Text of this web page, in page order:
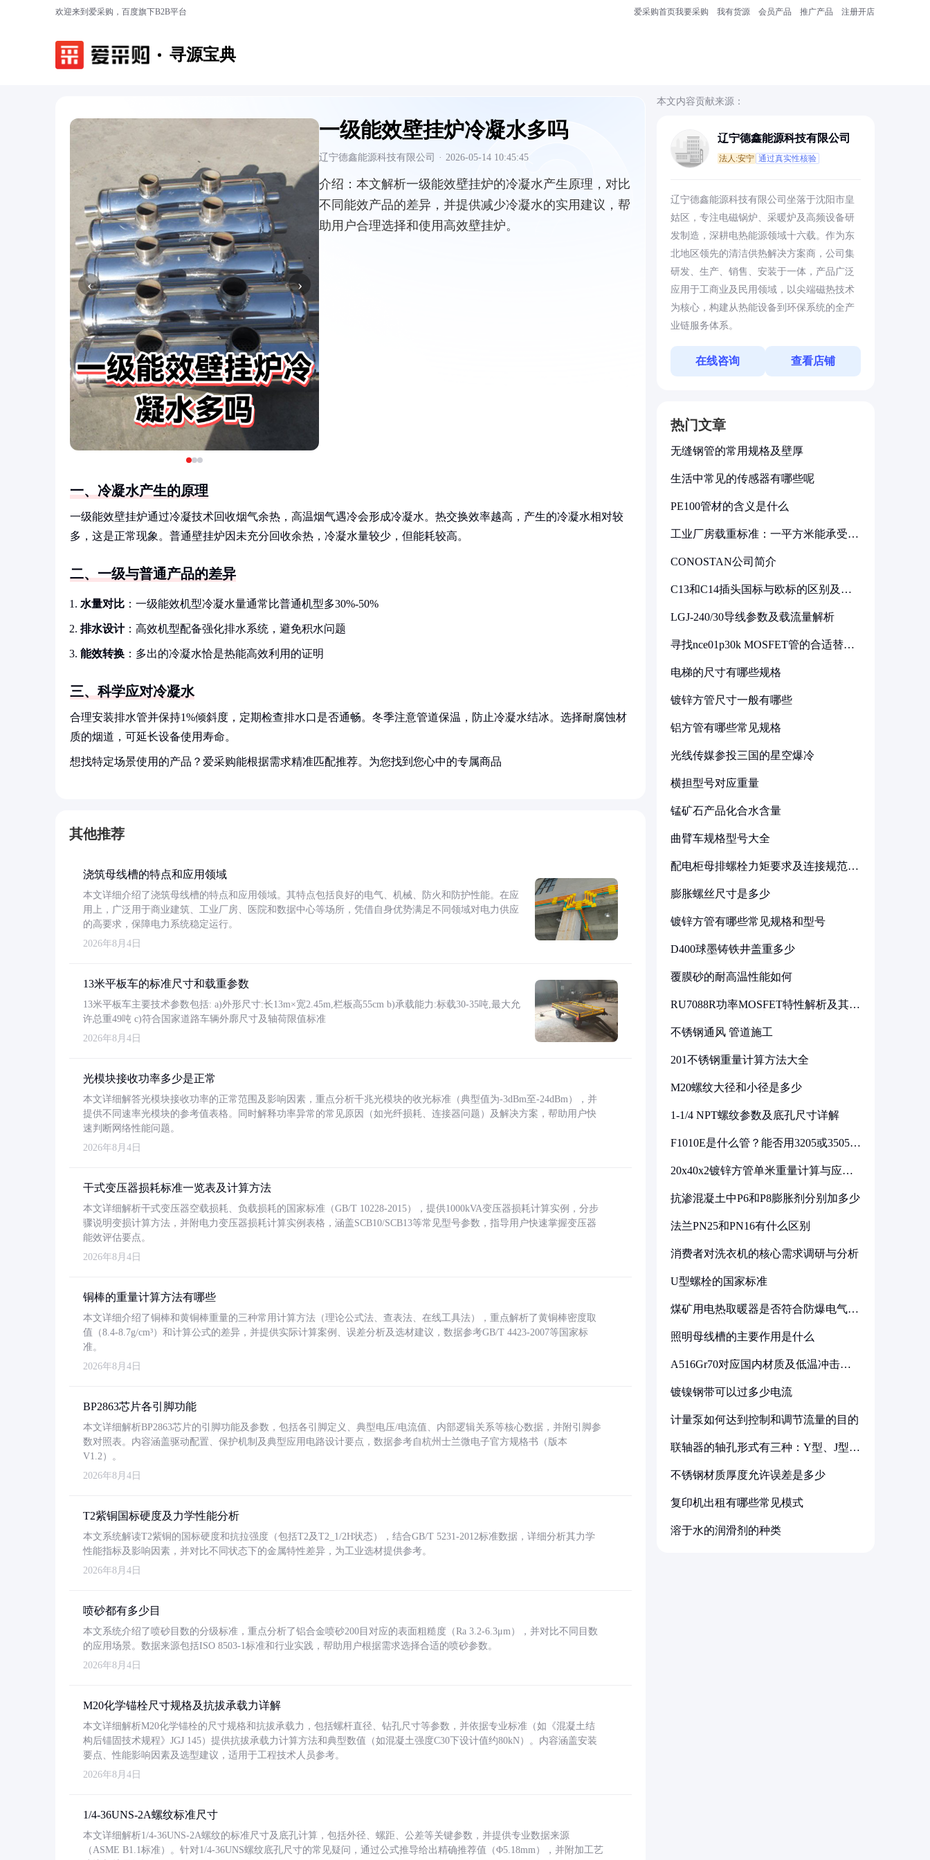
欢迎来到爱采购，百度旗下B2B平台 爱采购首页我要采购 我有货源 会员产品 推广产品 注册开店
寻源宝典
‹ ›
一级能效壁挂炉冷凝水多吗
辽宁德鑫能源科技有限公司 · 2026-05-14 10:45:45
介绍： 本文解析一级能效壁挂炉的冷凝水产生原理，对比
不同能效产品的差异，并提供减少冷凝水的实用建议，帮
助用户合理选择和使用高效壁挂炉。
一、冷凝水产生的原理
一级能效壁挂炉通过冷凝技术回收烟气余热，高温烟气遇冷会形成冷凝水。热交换效率越高，产生的冷凝水相对较
多，这是正常现象。普通壁挂炉因未充分回收余热，冷凝水量较少，但能耗较高。
二、一级与普通产品的差异
水量对比 ：一级能效机型冷凝水量通常比普通机型多30%-50%
排水设计：高效机型配备强化排水系统，避免积水问题
能效转换 ：多出的冷凝水恰是热能高效利用的证明
三、科学应对冷凝水
合理安装排水管并保持1%倾斜度，定期检查排水口是否通畅。冬季注意管道保温，防止冷凝水结冰。选择耐腐蚀材
质的烟道，可延长设备使用寿命。
想找特定场景使用的产品？爱采购能根据需求精准匹配推荐。为您找到您心中的专属商品
其他推荐
浇筑母线槽的特点和应用领域
本文详细介绍了浇筑母线槽的特点和应用领域。其特点包括良好的电气、机械、防火和防护性能。在应
用上，广泛用于商业建筑、工业厂房、医院和数据中心等场所，凭借自身优势满足不同领域对电力供应
的高要求，保障电力系统稳定运行。
2026年8月4日
13米平板车的标准尺寸和载重参数
13米平板车主要技术参数包括: a)外形尺寸:长13m×宽2.45m,栏板高55cm b)承载能力:标载30-35吨,最大允
许总重49吨 c)符合国家道路车辆外廓尺寸及轴荷限值标准
2026年8月4日
光模块接收功率多少是正常
本文详细解答光模块接收功率的正常范围及影响因素，重点分析千兆光模块的收光标准（典型值为-3dBm至-24dBm），并
提供不同速率光模块的参考值表格。同时解释功率异常的常见原因（如光纤损耗、连接器问题）及解决方案，帮助用户快
速判断网络性能问题。
2026年8月4日
干式变压器损耗标准一览表及计算方法
本文详细解析干式变压器空载损耗、负载损耗的国家标准（GB/T 10228-2015），提供1000kVA变压器损耗计算实例，分步
骤说明变损计算方法，并附电力变压器损耗计算实例表格，涵盖SCB10/SCB13等常见型号参数，指导用户快速掌握变压器
能效评估要点。
2026年8月4日
铜棒的重量计算方法有哪些
本文详细介绍了铜棒和黄铜棒重量的三种常用计算方法（理论公式法、查表法、在线工具法），重点解析了黄铜棒密度取
值（8.4-8.7g/cm³）和计算公式的差异，并提供实际计算案例、误差分析及选材建议，数据参考GB/T 4423-2007等国家标
准。
2026年8月4日
BP2863芯片各引脚功能
本文详细解析BP2863芯片的引脚功能及参数，包括各引脚定义、典型电压/电流值、内部逻辑关系等核心数据，并附引脚参
数对照表。内容涵盖驱动配置、保护机制及典型应用电路设计要点，数据参考自杭州士兰微电子官方规格书（版本
V1.2）。
2026年8月4日
T2紫铜国标硬度及力学性能分析
本文系统解读T2紫铜的国标硬度和抗拉强度（包括T2及T2_1/2H状态），结合GB/T 5231-2012标准数据，详细分析其力学
性能指标及影响因素，并对比不同状态下的金属特性差异，为工业选材提供参考。
2026年8月4日
喷砂都有多少目
本文系统介绍了喷砂目数的分级标准，重点分析了铝合金喷砂200目对应的表面粗糙度（Ra 3.2-6.3μm），并对比不同目数
的应用场景。数据来源包括ISO 8503-1标准和行业实践，帮助用户根据需求选择合适的喷砂参数。
2026年8月4日
M20化学锚栓尺寸规格及抗拔承载力详解
本文详细解析M20化学锚栓的尺寸规格和抗拔承载力，包括螺杆直径、钻孔尺寸等参数，并依据专业标准（如《混凝土结
构后锚固技术规程》JGJ 145）提供抗拔承载力计算方法和典型数值（如混凝土强度C30下设计值约80kN）。内容涵盖安装
要点、性能影响因素及选型建议，适用于工程技术人员参考。
2026年8月4日
1/4-36UNS-2A螺纹标准尺寸
本文详细解析1/4-36UNS-2A螺纹的标准尺寸及底孔计算，包括外径、螺距、公差等关键参数，并提供专业数据来源
（ASME B1.1标准）。针对1/4-36UNS螺纹底孔尺寸的常见疑问，通过公式推导给出精确推荐值（Φ5.18mm），并附加工艺
本文内容贡献来源：
辽宁德鑫能源科技有限公司
法人:安宁 通过真实性核验
辽宁德鑫能源科技有限公司坐落于沈阳市皇
姑区，专注电磁锅炉、采暖炉及高频设备研
发制造，深耕电热能源领域十六载。作为东
北地区领先的清洁供热解决方案商，公司集
研发、生产、销售、安装于一体，产品广泛
应用于工商业及民用领域，以尖端磁热技术
为核心，构建从热能设备到环保系统的全产
业链服务体系。
在线咨询 查看店铺
热门文章
无缝钢管的常用规格及壁厚
生活中常见的传感器有哪些呢
PE100管材的含义是什么
工业厂房载重标准：一平方米能承受多
CONOSTAN公司简介
C13和C14插头国标与欧标的区别及其
LGJ-240/30导线参数及载流量解析
寻找nce01p30k MOSFET管的合适替代
电梯的尺寸有哪些规格
镀锌方管尺寸一般有哪些
铝方管有哪些常见规格
光线传媒参投三国的星空爆冷
横担型号对应重量
锰矿石产品化合水含量
曲臂车规格型号大全
配电柜母排螺栓力矩要求及连接规范详
膨胀螺丝尺寸是多少
镀锌方管有哪些常见规格和型号
D400球墨铸铁井盖重多少
覆膜砂的耐高温性能如何
RU7088R功率MOSFET特性解析及其在
不锈钢通风 管道施工
201不锈钢重量计算方法大全
M20螺纹大径和小径是多少
1-1/4 NPT螺纹参数及底孔尺寸详解
F1010E是什么管？能否用3205或3505代
20x40x2镀锌方管单米重量计算与应用
抗渗混凝土中P6和P8膨胀剂分别加多少
法兰PN25和PN16有什么区别
消费者对洗衣机的核心需求调研与分析
U型螺栓的国家标准
煤矿用电热取暖器是否符合防爆电气设
照明母线槽的主要作用是什么
A516Gr70对应国内材质及低温冲击要
镀镍钢带可以过多少电流
计量泵如何达到控制和调节流量的目的
联轴器的轴孔形式有三种：Y型、J型、
不锈钢材质厚度允许误差是多少
复印机出租有哪些常见模式
溶于水的润滑剂的种类